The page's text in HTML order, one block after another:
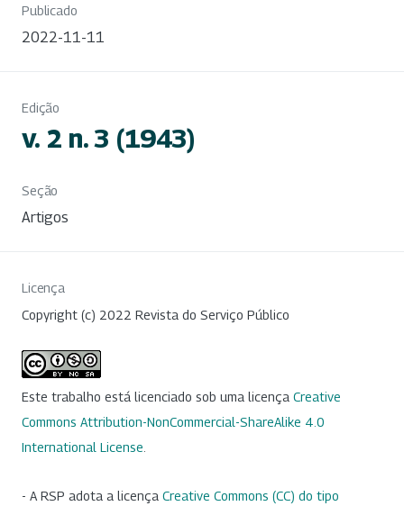
Publicado
2022-11-11
Edição
v. 2 n. 3 (1943)
Seção
Artigos
Licença
Copyright (c) 2022 Revista do Serviço Público
Este trabalho está licenciado sob uma licença Creative
Commons Attribution-NonCommercial-ShareAlike 4.0
International License
- A RSP adota a licença Creative Commons (CC) do tipo